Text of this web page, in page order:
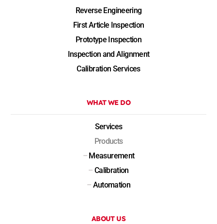
Reverse Engineering
First Article Inspection
Prototype Inspection
Inspection and Alignment
Calibration Services
WHAT WE DO
Services
Products
– Measurement
– Calibration
– Automation
ABOUT US